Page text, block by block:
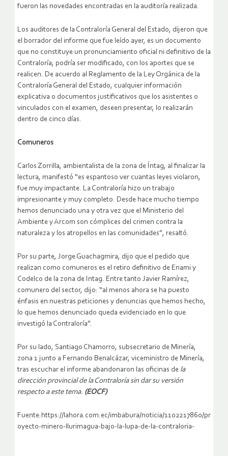
fueron las novedades encontradas en la auditoría realizada.
Los auditores de la Contraloría General del Estado, dijeron que
el borrador del informe que fue leído ayer, es un documento
que no constituye un pronunciamiento oficial ni definitivo de la
Contraloría; podría ser modificado, con los aportes que se
realicen. De acuerdo al Reglamento de la Ley Orgánica de la
Contraloría General del Estado, cualquier información
explicativa o documentos justificativos que los asistentes o
vinculados con el examen, deseen presentar, lo realizarán
dentro de cinco días.
Comuneros
Carlos Zorrilla, ambientalista de la zona de Íntag, al finalizar la
lectura, manifestó “es espantoso ver cuantas leyes violaron,
fue muy impactante. La Contraloría hizo un trabajo
impresionante y muy completo. Desde hace mucho tiempo
hemos denunciado una y otra vez que el Ministerio del
Ambiente y Arcom son cómplices del crimen contra la
naturaleza y los atropellos en las comunidades”, resaltó.
Por su parte, Jorge Guachagmira, dijo que el pedido que
realizan como comuneros es el retiro definitivo de Enami y
Codelco de la zona de Intag. Entre tanto Javier Ramírez,
comunero del sector, dijo: “al menos ahora se ha puesto
énfasis en nuestras peticiones y denuncias que hemos hecho,
lo que hemos denunciado queda evidenciado en lo que
investigó la Contraloría”.
Por su lado, Santiago Chamorro, subsecretario de Minería,
zona 1 junto a Fernando Benalcázar, viceministro de Minería,
tras escuchar el informe abandonaron las oficinas de la
dirección provincial de la Contraloría sin dar su versión
respecto a este tema. (EOCF)
Fuente:https://lahora.com.ec/imbabura/noticia/1102217860/pr
oyecto-minero-llurimagua-bajo-la-lupa-de-la-contraloria-